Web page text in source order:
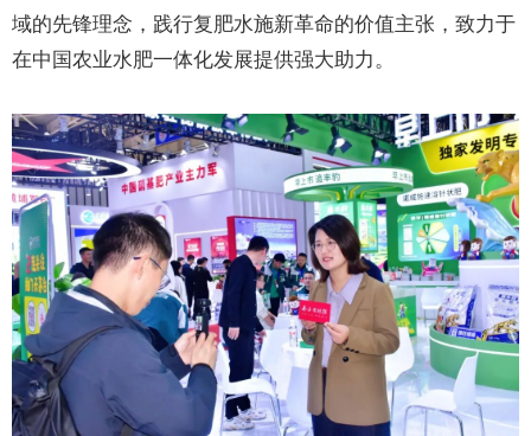
域的先锋理念，践行复肥水施新革命的价值主张，致力于
在中国农业水肥一体化发展提供强大助力。